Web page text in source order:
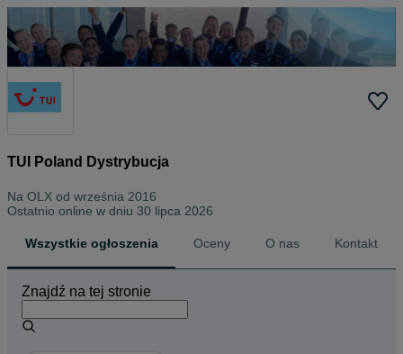
TUI Poland Dystrybucja
Na OLX od września 2016
Ostatnio online w dniu 30 lipca 2026
Wszystkie ogłoszenia Oceny O nas Kontakt
Znajdź na tej stronie